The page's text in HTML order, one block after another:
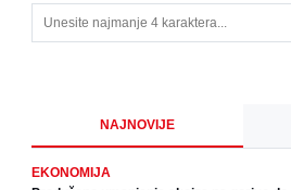
NAJNOVIJE
EKONOMIJA